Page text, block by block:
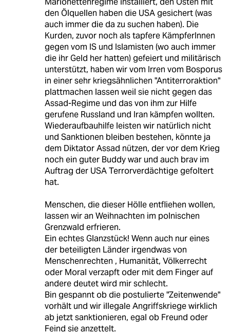
den Ölquellen haben die USA gesichert (was
auch immer die da zu suchen haben). Die
Kurden, zuvor noch als tapfere KämpferInnen
gegen vom IS und Islamisten (wo auch immer
die ihr Geld her hatten) gefeiert und militärisch
unterstützt, haben wir vom Irren vom Bosporus
in einer sehr kriegsähnlichen "Antiterroraktion"
plattmachen lassen weil sie nicht gegen das
Assad-Regime und das von ihm zur Hilfe
gerufene Russland und Iran kämpfen wollten.
Wiederaufbauhilfe leisten wir natürlich nicht
und Sanktionen bleiben bestehen, könnte ja
dem Diktator Assad nützen, der vor dem Krieg
noch ein guter Buddy war und auch brav im
Auftrag der USA Terrorverdächtige gefoltert
hat.
Menschen, die dieser Hölle entfliehen wollen,
lassen wir an Weihnachten im polnischen
Grenzwald erfrieren.
Ein echtes Glanzstück! Wenn auch nur eines
der beteiligten Länder irgendwas von
Menschenrechten , Humanität, Völkerrecht
oder Moral verzapft oder mit dem Finger auf
andere deutet wird mir schlecht.
Bin gespannt ob die postulierte "Zeitenwende"
vorhält und wir illegale Angriffskriege wirklich
ab jetzt sanktionieren, egal ob Freund oder
Feind sie anzettelt.